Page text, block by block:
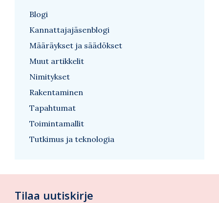
Blogi
Kannattajajäsenblogi
Määräykset ja säädökset
Muut artikkelit
Nimitykset
Rakentaminen
Tapahtumat
Toimintamallit
Tutkimus ja teknologia
Tilaa uutiskirje